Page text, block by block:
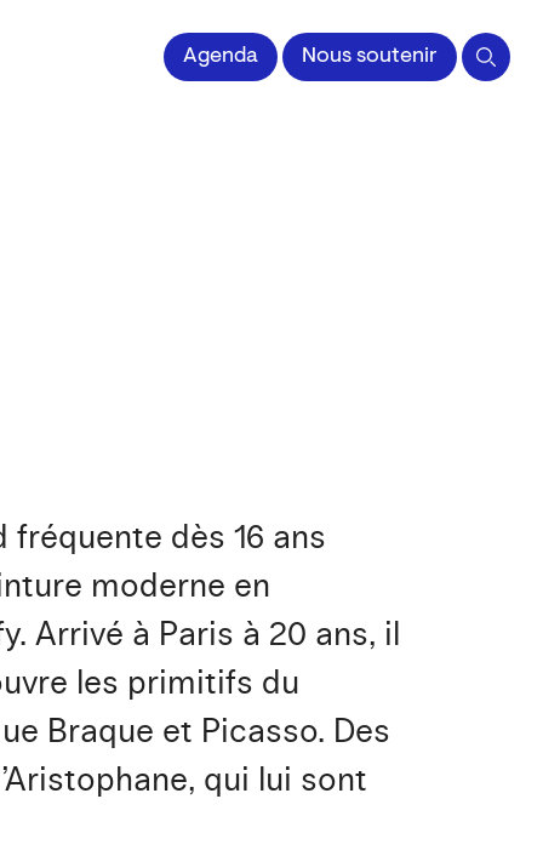
Agenda Nous soutenir
fréquente dès 16 ans
moderne en
Arrivé à Paris à 20 ans, il
les primitifs du
Braque et Picasso. Des
qui lui sont